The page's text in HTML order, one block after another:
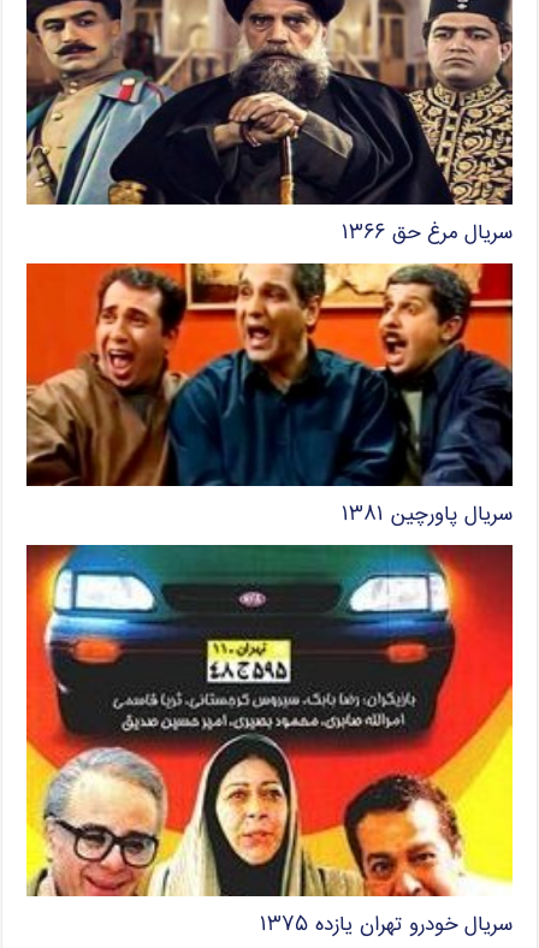
سریال مرغ حق ۱۳۶۶
سریال پاورچین ۱۳۸۱
سریال خودرو تهران یازده ۱۳۷۵